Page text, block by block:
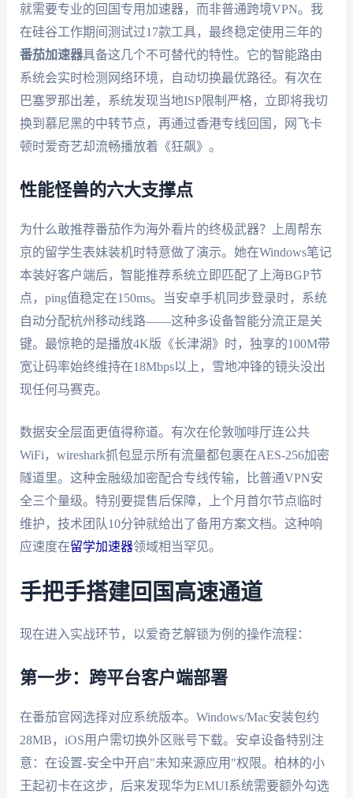
就需要专业的回国专用加速器，而非普通跨境VPN。我
在硅谷工作期间测试过17款工具，最终稳定使用三年的
番茄加速器具备这几个不可替代的特性。它的智能路由
系统会实时检测网络环境，自动切换最优路径。有次在
巴塞罗那出差，系统发现当地ISP限制严格，立即将我切
换到慕尼黑的中转节点，再通过香港专线回国，网飞卡
顿时爱奇艺却流畅播放着《狂飙》。
性能怪兽的六大支撑点
为什么敢推荐番茄作为海外看片的终极武器？上周帮东
京的留学生表妹装机时特意做了演示。她在Windows笔记
本装好客户端后，智能推荐系统立即匹配了上海BGP节
点，ping值稳定在150ms。当安卓手机同步登录时，系统
自动分配杭州移动线路——这种多设备智能分流正是关
键。最惊艳的是播放4K版《长津湖》时，独享的100M带
宽让码率始终维持在18Mbps以上，雪地冲锋的镜头没出
现任何马赛克。
数据安全层面更值得称道。有次在伦敦咖啡厅连公共
WiFi，wireshark抓包显示所有流量都包裹在AES-256加密
隧道里。这种金融级加密配合专线传输，比普通VPN安
全三个量级。特别要提售后保障，上个月首尔节点临时
维护，技术团队10分钟就给出了备用方案文档。这种响
应速度在留学加速器领域相当罕见。
手把手搭建回国高速通道
现在进入实战环节，以爱奇艺解锁为例的操作流程：
第一步：跨平台客户端部署
在番茄官网选择对应系统版本。Windows/Mac安装包约
28MB，iOS用户需切换外区账号下载。安卓设备特别注
意：在设置-安全中开启"未知来源应用"权限。柏林的小
王起初卡在这步，后来发现华为EMUI系统需要额外勾选